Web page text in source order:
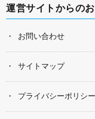
運営サイトからの
お問い合わせ
サイトマップ
プライバシーポリシー